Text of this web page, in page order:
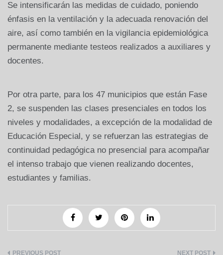
Se intensificarán las medidas de cuidado, poniendo
énfasis en la ventilación y la adecuada renovación del
aire, así como también en la vigilancia epidemiológica
permanente mediante testeos realizados a auxiliares y
docentes.
Por otra parte, para los 47 municipios que están Fase
2, se suspenden las clases presenciales en todos los
niveles y modalidades, a excepción de la modalidad de
Educación Especial, y se refuerzan las estrategias de
continuidad pedagógica no presencial para acompañar
el intenso trabajo que vienen realizando docentes,
estudiantes y familias.